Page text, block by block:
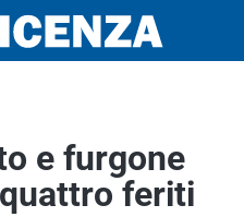
e furgone
feriti